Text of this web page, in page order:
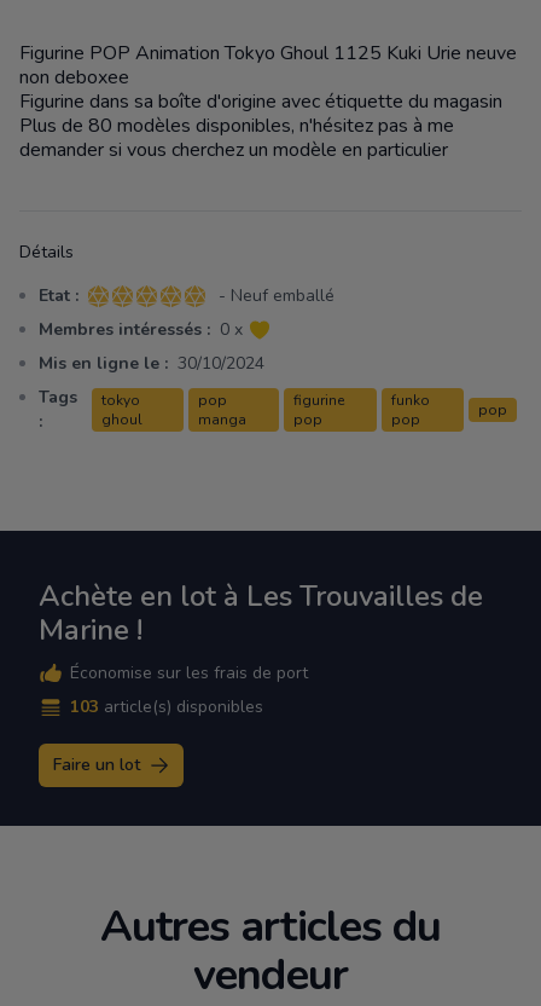
Description
Figurine POP Animation Tokyo Ghoul 1125 Kuki Urie neuve
non deboxee
Figurine dans sa boîte d'origine avec étiquette du magasin
Plus de 80 modèles disponibles, n'hésitez pas à me
demander si vous cherchez un modèle en particulier
Détails
Etat : 5 sur 5 étoiles
- Neuf emballé
Membres intéressés : 0 x
Mis en ligne le : 30/10/2024
Tags
:
tokyo
ghoul
pop
manga
figurine
pop
funko
pop
pop
Achète en lot à Les Trouvailles de
Marine !
Économise sur les frais de port
103 article(s) disponibles
Faire un lot
Autres articles du
vendeur